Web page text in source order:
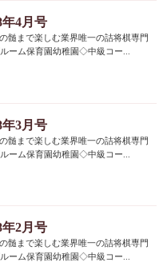
4月号
髄まで楽しむ業界唯一の詰将棋専門
ーム保育園幼稚園◇中級コー...
3月号
髄まで楽しむ業界唯一の詰将棋専門
ーム保育園幼稚園◇中級コー...
2月号
髄まで楽しむ業界唯一の詰将棋専門
ーム保育園幼稚園◇中級コー...